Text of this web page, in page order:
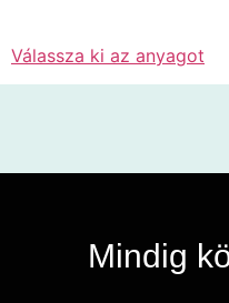
Válassza ki az anyagot
Mindig